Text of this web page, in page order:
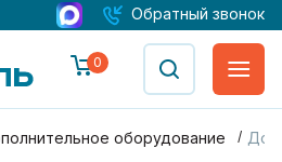
Обратный звонок
0
оборудование